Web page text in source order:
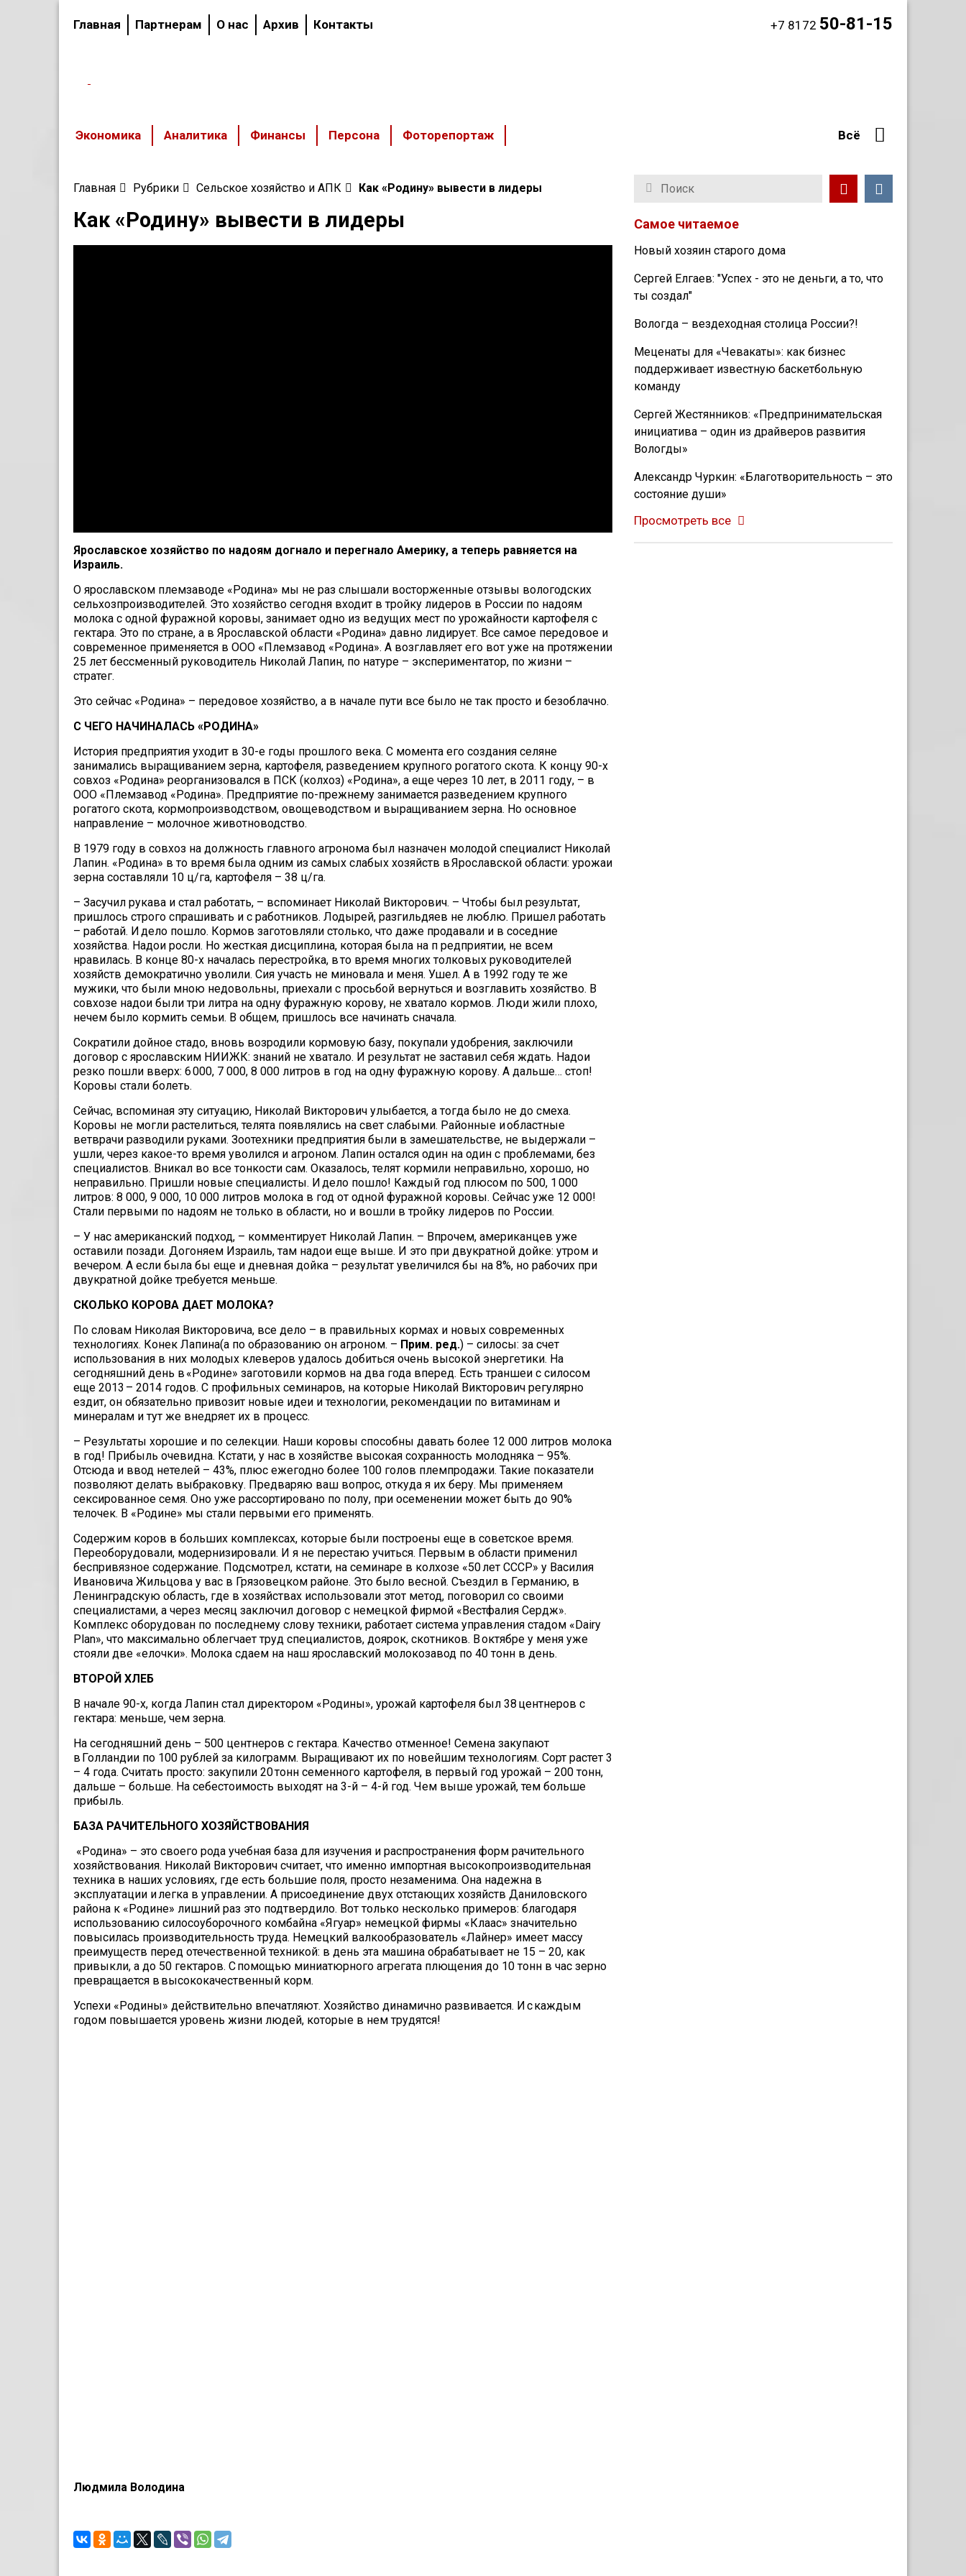
Главная Партнерам О нас Архив Контакты +7 8172 50-81-15
Экономика Аналитика Финансы Персона Фоторепортаж Всё
Главная Рубрики Сельское хозяйство и АПК Как «Родину» вывести в лидеры
Как «Родину» вывести в лидеры
Ярославское хозяйство по надоям догнало и перегнало Америку, а теперь равняется на
Израиль.
О ярославском племзаводе «Родина» мы не раз слышали восторженные отзывы вологодских
сельхозпроизводителей. Это хозяйство сегодня входит в тройку лидеров в России по надоям
молока с одной фуражной коровы, занимает одно из ведущих мест по урожайности картофеля с
гектара. Это по стране, а в Ярославской области «Родина» давно лидирует. Все самое передовое и
современное применяется в ООО «Племзавод «Родина». А возглавляет его вот уже на протяжении
25 лет бессменный руководитель Николай Лапин, по натуре – экспериментатор, по жизни –
стратег.
Это сейчас «Родина» – передовое хозяйство, а в начале пути все было не так просто и безоблачно.
С ЧЕГО НАЧИНАЛАСЬ «РОДИНА»
История предприятия уходит в 30-е годы прошлого века. С момента его создания селяне
занимались выращиванием зерна, картофеля, разведением крупного рогатого скота. К концу 90-х
совхоз «Родина» реорганизовался в ПСК (колхоз) «Родина», а еще через 10 лет, в 2011 году, – в
ООО «Племзавод «Родина». Предприятие по-прежнему занимается разведением крупного
рогатого скота, кормопроизводством, овощеводством и выращиванием зерна. Но основное
направление – молочное животноводство.
В 1979 году в совхоз на должность главного агронома был назначен молодой специалист Николай
Лапин. «Родина» в то время была одним из самых слабых хозяйств в Ярославской области: урожаи
зерна составляли 10 ц/га, картофеля – 38 ц/га.
– Засучил рукава и стал работать, – вспоминает Николай Викторович. – Чтобы был результат,
пришлось строго спрашивать и с работников. Лодырей, разгильдяев не люблю. Пришел работать
– работай. И дело пошло. Кормов заготовляли столько, что даже продавали и в соседние
хозяйства. Надои росли. Но жесткая дисциплина, которая была на п редприятии, не всем
нравилась. В конце 80-х началась перестройка, в то время многих толковых руководителей
хозяйств демократично уволили. Сия участь не миновала и меня. Ушел. А в 1992 году те же
мужики, что были мною недовольны, приехали с просьбой вернуться и возглавить хозяйство. В
совхозе надои были три литра на одну фуражную корову, не хватало кормов. Люди жили плохо,
нечем было кормить семьи. В общем, пришлось все начинать сначала.
Сократили дойное стадо, вновь возродили кормовую базу, покупали удобрения, заключили
договор с ярославским НИИЖК: знаний не хватало. И результат не заставил себя ждать. Надои
резко пошли вверх: 6 000, 7 000, 8 000 литров в год на одну фуражную корову. А дальше… стоп!
Коровы стали болеть.
Сейчас, вспоминая эту ситуацию, Николай Викторович улыбается, а тогда было не до смеха.
Коровы не могли растелиться, телята появлялись на свет слабыми. Районные и областные
ветврачи разводили руками. Зоотехники предприятия были в замешательстве, не выдержали –
ушли, через какое-то время уволился и агроном. Лапин остался один на один с проблемами, без
специалистов. Вникал во все тонкости сам. Оказалось, телят кормили неправильно, хорошо, но
неправильно. Пришли новые специалисты. И дело пошло! Каждый год плюсом по 500, 1 000
литров: 8 000, 9 000, 10 000 литров молока в год от одной фуражной коровы. Сейчас уже 12 000!
Стали первыми по надоям не только в области, но и вошли в тройку лидеров по России.
– У нас американский подход, – комментирует Николай Лапин. – Впрочем, американцев уже
оставили позади. Догоняем Израиль, там надои еще выше. И это при двукратной дойке: утром и
вечером. А если была бы еще и дневная дойка – результат увеличился бы на 8%, но рабочих при
двукратной дойке требуется меньше.
СКОЛЬКО КОРОВА ДАЕТ МОЛОКА?
По словам Николая Викторовича, все дело – в правильных кормах и новых современных
технологиях. Конек Лапина(а по образованию он агроном. – Прим. ред.) – силосы: за счет
использования в них молодых клеверов удалось добиться очень высокой энергетики. На
сегодняшний день в «Родине» заготовили кормов на два года вперед. Есть траншеи с силосом
еще 2013 – 2014 годов. С профильных семинаров, на которые Николай Викторович регулярно
ездит, он обязательно привозит новые идеи и технологии, рекомендации по витаминам и
минералам и тут же внедряет их в процесс.
– Результаты хорошие и по селекции. Наши коровы способны давать более 12 000 литров молока
в год! Прибыль очевидна. Кстати, у нас в хозяйстве высокая сохранность молодняка – 95%.
Отсюда и ввод нетелей – 43%, плюс ежегодно более 100 голов племпродажи. Такие показатели
позволяют делать выбраковку. Предваряю ваш вопрос, откуда я их беру. Мы применяем
сексированное семя. Оно уже рассортировано по полу, при осеменении может быть до 90%
телочек. В «Родине» мы стали первыми его применять.
Содержим коров в больших комплексах, которые были построены еще в советское время.
Переоборудовали, модернизировали. И я не перестаю учиться. Первым в области применил
беспривязное содержание. Подсмотрел, кстати, на семинаре в колхозе «50 лет СССР» у Василия
Ивановича Жильцова у вас в Грязовецком районе. Это было весной. Съездил в Германию, в
Ленинградскую область, где в хозяйствах использовали этот метод, поговорил со своими
специалистами, а через месяц заключил договор с немецкой фирмой «Вестфалия Сердж».
Комплекс оборудован по последнему слову техники, работает система управления стадом «Dairy
Plan», что максимально облегчает труд специалистов, доярок, скотников. В октябре у меня уже
стояли две «елочки». Молока сдаем на наш ярославский молокозавод по 40 тонн в день.
ВТОРОЙ ХЛЕБ
В начале 90-х, когда Лапин стал директором «Родины», урожай картофеля был 38 центнеров с
гектара: меньше, чем зерна.
На сегодняшний день – 500 центнеров с гектара. Качество отменное! Семена закупают
в Голландии по 100 рублей за килограмм. Выращивают их по новейшим технологиям. Сорт растет 3
– 4 года. Считать просто: закупили 20 тонн семенного картофеля, в первый год урожай – 200 тонн,
дальше – больше. На себестоимость выходят на 3-й – 4-й год. Чем выше урожай, тем больше
прибыль.
БАЗА РАЧИТЕЛЬНОГО ХОЗЯЙСТВОВАНИЯ
«Родина» – это своего рода учебная база для изучения и распространения форм рачительного
хозяйствования. Николай Викторович считает, что именно импортная высокопроизводительная
техника в наших условиях, где есть большие поля, просто незаменима. Она надежна в
эксплуатации и легка в управлении. А присоединение двух отстающих хозяйств Даниловского
района к «Родине» лишний раз это подтвердило. Вот только несколько примеров: благодаря
использованию силосоуборочного комбайна «Ягуар» немецкой фирмы «Клаас» значительно
повысилась производительность труда. Немецкий валкообразователь «Лайнер» имеет массу
преимуществ перед отечественной техникой: в день эта машина обрабатывает не 15 – 20, как
привыкли, а до 50 гектаров. С помощью миниатюрного агрегата плющения до 10 тонн в час зерно
превращается в высококачественный корм.
Успехи «Родины» действительно впечатляют. Хозяйство динамично развивается. И с каждым
годом повышается уровень жизни людей, которые в нем трудятся!
Людмила Володина
Самое читаемое
Новый хозяин старого дома
Сергей Елгаев: "Успех - это не деньги, а то, что
ты создал"
Вологда – вездеходная столица России?!
Меценаты для «Чевакаты»: как бизнес
поддерживает известную баскетбольную
команду
Сергей Жестянников: «Предпринимательская
инициатива – один из драйверов развития
Вологды»
Александр Чуркин: «Благотворительность – это
состояние души»
Просмотреть все